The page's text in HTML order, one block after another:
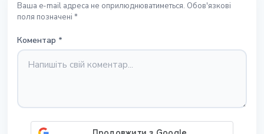
Ваша e-mail адреса не оприлюднюватиметься. Обов'язкові
поля позначені *
Коментар *